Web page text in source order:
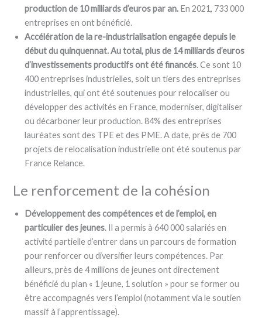
production de 10 milliards d’euros par an. En 2021, 733 000
entreprises en ont bénéficié.
Accélération de la re-industrialisation engagée depuis le
début du quinquennat. Au total, plus de 14 milliards d’euros
d’investissements productifs ont été financés. Ce sont 10
400 entreprises industrielles, soit un tiers des entreprises
industrielles, qui ont été soutenues pour relocaliser ou
développer des activités en France, moderniser, digitaliser
ou décarboner leur production. 84% des entreprises
lauréates sont des TPE et des PME. A date, près de 700
projets de relocalisation industrielle ont été soutenus par
France Relance.
Le renforcement de la cohésion
Développement des compétences et de l’emploi, en
particulier des jeunes. Il a permis à 640 000 salariés en
activité partielle d’entrer dans un parcours de formation
pour renforcer ou diversifier leurs compétences. Par
ailleurs, près de 4 millions de jeunes ont directement
bénéficié du plan « 1 jeune, 1 solution » pour se former ou
être accompagnés vers l’emploi (notamment via le soutien
massif à l’apprentissage).